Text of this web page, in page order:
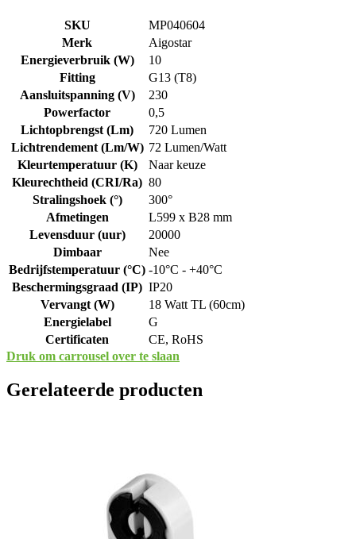
SKU
MP040604
Merk
Aigostar
Energieverbruik (W)
10
Fitting
G13 (T8)
Aansluitspanning (V)
230
Powerfactor
0,5
Lichtopbrengst (Lm)
720 Lumen
Lichtrendement (Lm/W) 72 Lumen/Watt
Kleurtemperatuur (K)
Naar keuze
Kleurechtheid (CRI/Ra) 80
Stralingshoek (°)
300°
Afmetingen
L599 x B28 mm
Levensduur (uur)
20000
Dimbaar
Nee
Bedrijfstemperatuur (°C) -10°C - +40°C
Beschermingsgraad (IP) IP20
Vervangt (W)
18 Watt TL (60cm)
Energielabel
G
Certificaten
CE, RoHS
Druk om carrousel over te slaan
Gerelateerde producten